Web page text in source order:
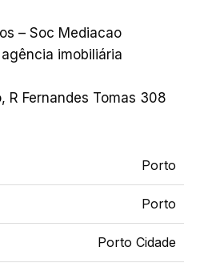
– Soc Mediacao
imobiliária
R Fernandes Tomas 308
Porto
Porto
Porto Cidade